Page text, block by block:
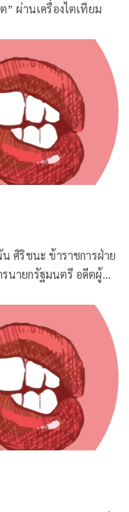
ผ่านเครื่องไตเทียม
ศิริชนะ ข้าราชการฝ่าย
รนายกรัฐมนตรี อดีตผู้